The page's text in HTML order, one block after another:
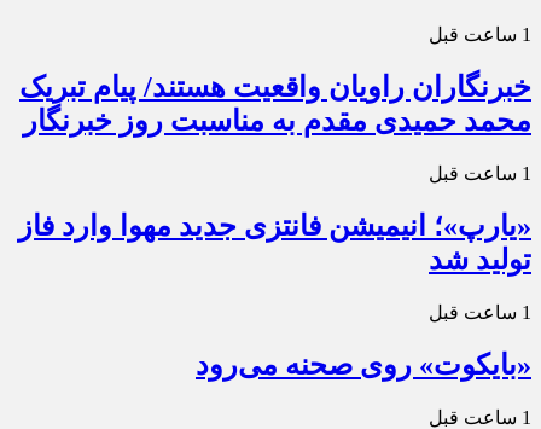
1 ساعت قبل
خبرنگاران راویان واقعیت هستند/ پیام تبریک
محمد حمیدی مقدم به مناسبت روز خبرنگار
1 ساعت قبل
«یارپ»؛ انیمیشن فانتزی جدید مهوا وارد فاز
تولید شد
1 ساعت قبل
«بایکوت» روی صحنه می‌رود
1 ساعت قبل